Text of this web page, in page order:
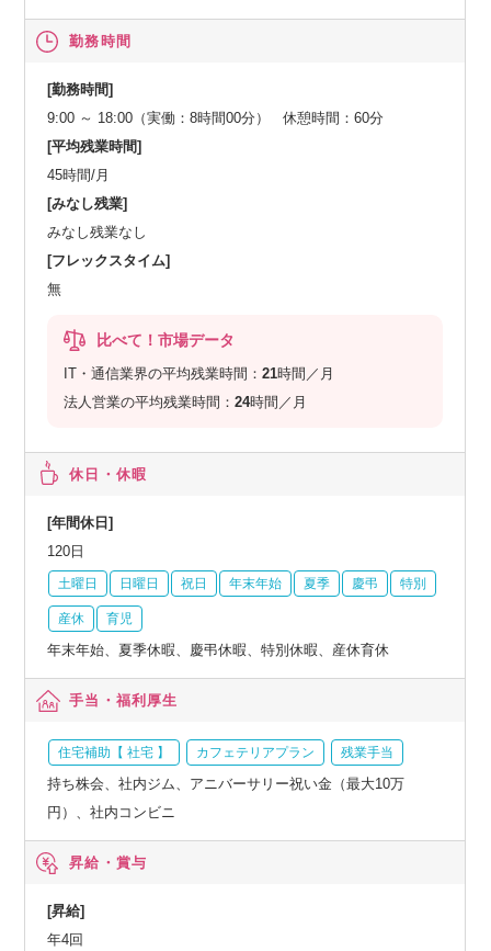
勤務時間
[勤務時間]
9:00 ～ 18:00（実働：8時間00分） 休憩時間：60分
[平均残業時間]
45時間/月
[みなし残業]
みなし残業なし
[フレックスタイム]
無
比べて！市場データ
IT・通信業界の平均残業時間：21時間／月
法人営業の平均残業時間：24時間／月
休日・休暇
[年間休日]
120日
土曜日 日曜日 祝日 年末年始 夏季 慶弔 特別
産休 育児
年末年始、夏季休暇、慶弔休暇、特別休暇、産休育休
手当・福利厚生
住宅補助【 社宅 】 カフェテリアプラン 残業手当
持ち株会、社内ジム、アニバーサリー祝い金（最大10万
円）、社内コンビニ
昇給・賞与
[昇給]
年4回